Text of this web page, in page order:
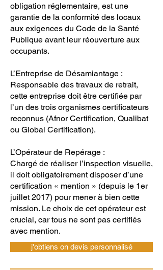
obligation réglementaire, est une
garantie de la conformité des locaux
aux exigences du Code de la Santé
Publique avant leur réouverture aux
occupants.
L’Entreprise de Désamiantage :
Responsable des travaux de retrait,
cette entreprise doit être certifiée par
l’un des trois organismes certificateurs
reconnus (Afnor Certification, Qualibat
ou Global Certification).
L’Opérateur de Repérage :
Chargé de réaliser l’inspection visuelle,
il doit obligatoirement disposer d’une
certification « mention » (depuis le 1er
juillet 2017) pour mener à bien cette
mission. Le choix de cet opérateur est
crucial, car tous ne sont pas certifiés
avec mention.
j'obtiens on devis personnalisé